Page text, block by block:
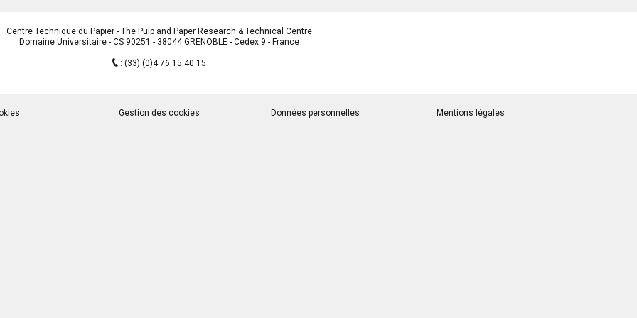
Centre Technique du Papier - The Pulp and Paper Research & Technical Centre
Domaine Universitaire - CS 90251 - 38044 GRENOBLE - Cedex 9 - France
: (33) (0)4 76 15 40 15
Gestion des cookies Données personnelles Mentions légales